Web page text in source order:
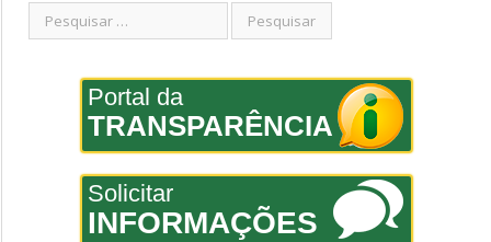
Portal da
TRANSPARÊNCIA
Solicitar
INFORMAÇÕES